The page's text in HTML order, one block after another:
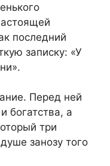
последний
записку: «У
Перед ней
богатства, а
три
занозу того